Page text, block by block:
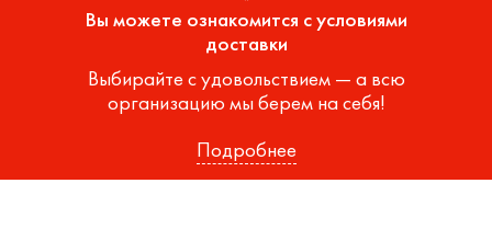
Вы можете ознакомится с условиями
доставки
Выбирайте с удовольствием — а всю
организацию мы берем на себя!
Подробнее